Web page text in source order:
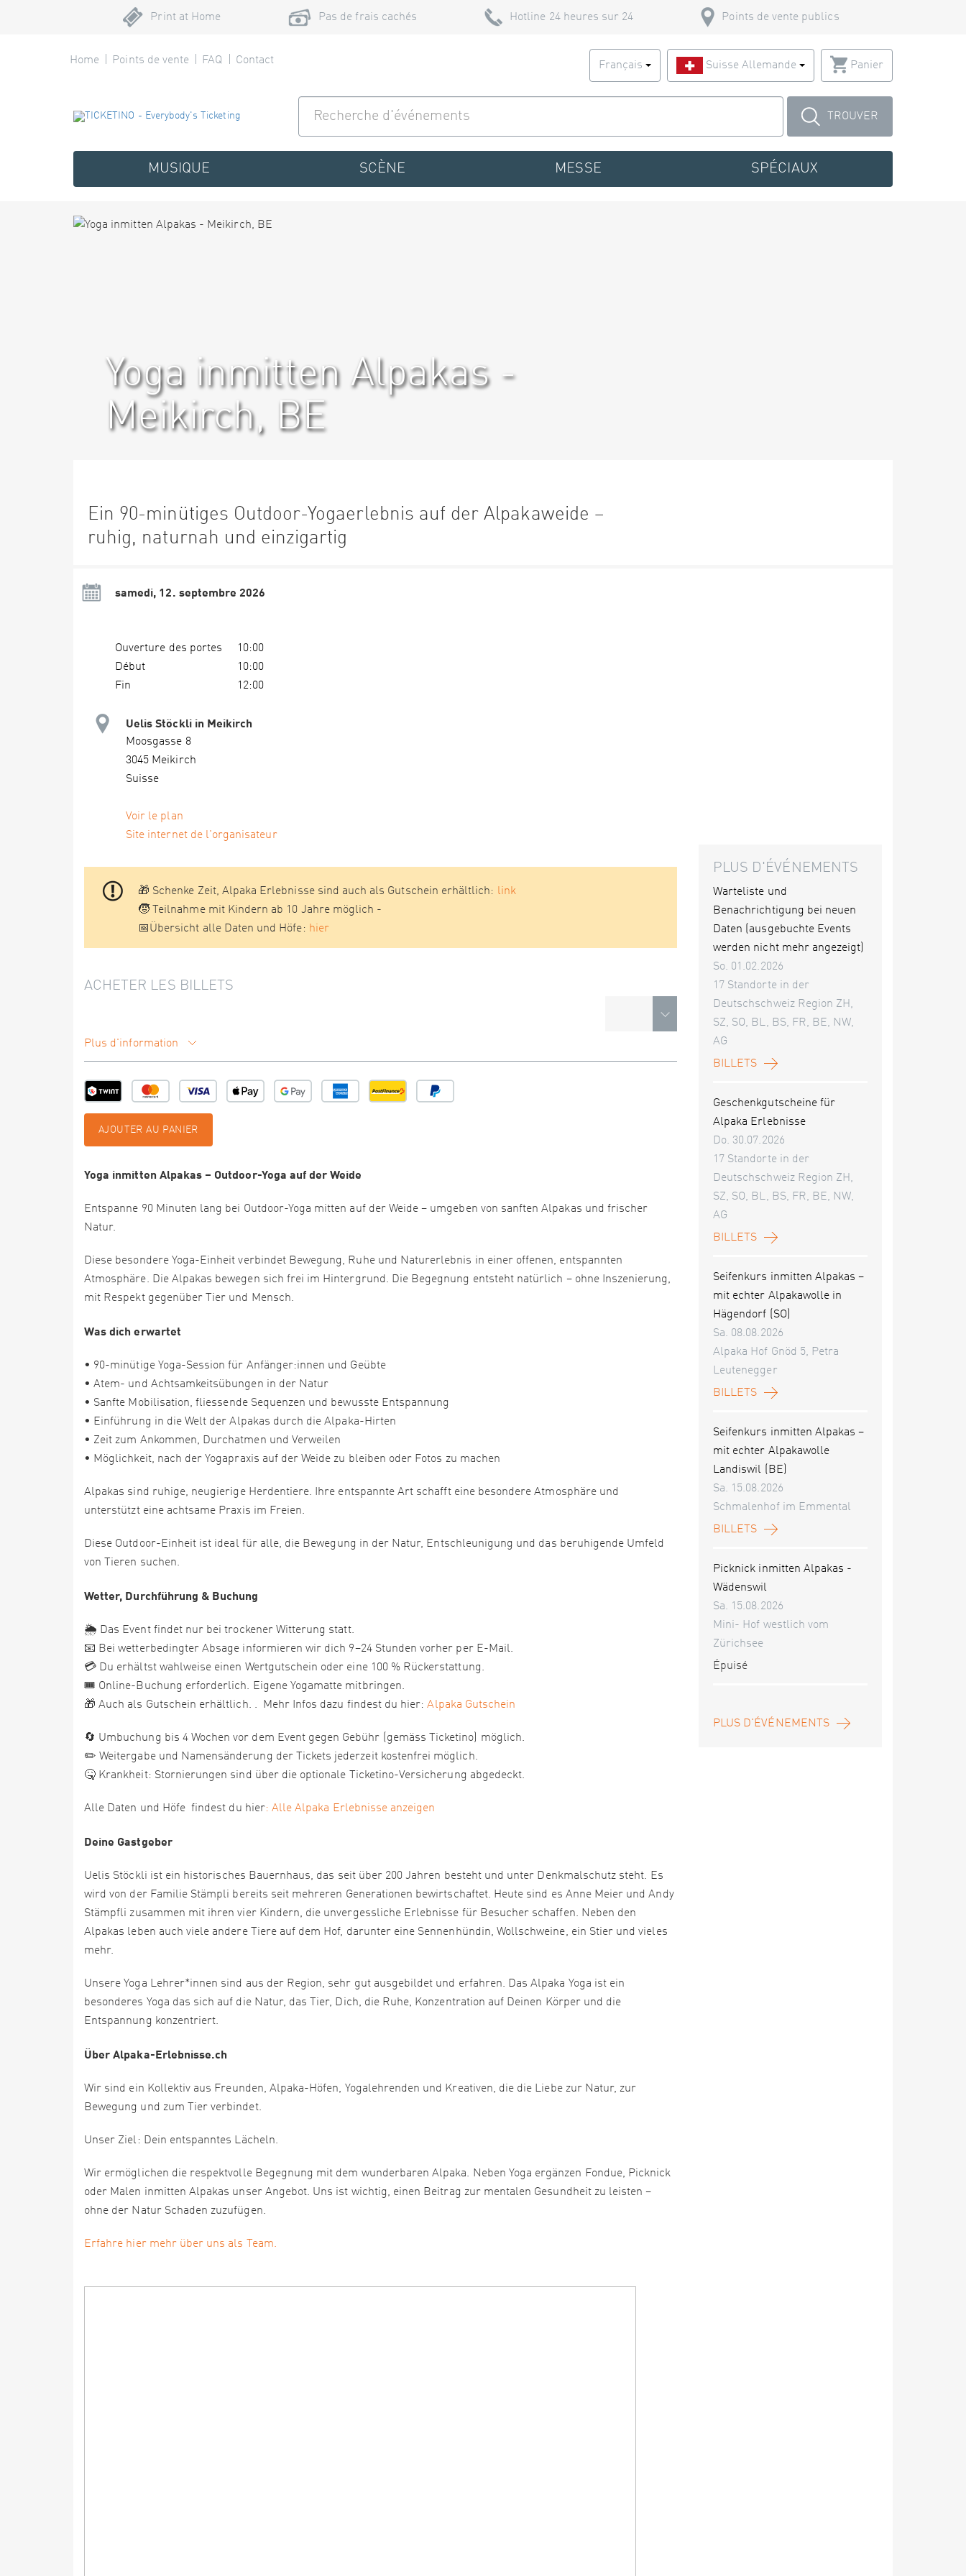
Print at Home Pas de frais cachés Hotline 24 heures sur 24 Points de vente publics
Home Points de vente FAQ Contact Français Suisse Allemande Panier
TROUVER
MUSIQUE SCÈNE MESSE SPÉCIAUX
Yoga inmitten Alpakas -
Meikirch, BE
Ein 90-minütiges Outdoor-Yogaerlebnis auf der Alpakaweide –
ruhig, naturnah und einzigartig
samedi, 12. septembre 2026
Ouverture des portes
10:00
Début
10:00
Fin
12:00
Uelis Stöckli in Meikirch
Moosgasse 8
3045 Meikirch
Suisse
Voir le plan
Site internet de l'organisateur
🎁 Schenke Zeit, Alpaka Erlebnisse sind auch als Gutschein erhältlich: link
🧒 Teilnahme mit Kindern ab 10 Jahre möglich -
📅Übersicht alle Daten und Höfe: hier
ACHETER LES BILLETS
Plus d'information
AJOUTER AU PANIER
Yoga inmitten Alpakas – Outdoor-Yoga auf der Weide
Entspanne 90 Minuten lang bei Outdoor-Yoga mitten auf der Weide – umgeben von sanften Alpakas und frischer
Natur.
Diese besondere Yoga-Einheit verbindet Bewegung, Ruhe und Naturerlebnis in einer offenen, entspannten
Atmosphäre. Die Alpakas bewegen sich frei im Hintergrund. Die Begegnung entsteht natürlich – ohne Inszenierung,
mit Respekt gegenüber Tier und Mensch.
Was dich erwartet
• 90-minütige Yoga-Session für Anfänger:innen und Geübte
• Atem- und Achtsamkeitsübungen in der Natur
• Sanfte Mobilisation, fliessende Sequenzen und bewusste Entspannung
• Einführung in die Welt der Alpakas durch die Alpaka-Hirten
• Zeit zum Ankommen, Durchatmen und Verweilen
• Möglichkeit, nach der Yogapraxis auf der Weide zu bleiben oder Fotos zu machen
Alpakas sind ruhige, neugierige Herdentiere. Ihre entspannte Art schafft eine besondere Atmosphäre und
unterstützt eine achtsame Praxis im Freien.
Diese Outdoor-Einheit ist ideal für alle, die Bewegung in der Natur, Entschleunigung und das beruhigende Umfeld
von Tieren suchen.
Wetter, Durchführung & Buchung
🌦️ Das Event findet nur bei trockener Witterung statt.
📧 Bei wetterbedingter Absage informieren wir dich 9–24 Stunden vorher per E-Mail.
💳 Du erhältst wahlweise einen Wertgutschein oder eine 100 % Rückerstattung.
🎟️ Online-Buchung erforderlich. Eigene Yogamatte mitbringen.
🎁 Auch als Gutschein erhältlich. . Mehr Infos dazu findest du hier:Alpaka Gutschein
🔄 Umbuchung bis 4 Wochen vor dem Event gegen Gebühr (gemäss Ticketino) möglich.
✏️ Weitergabe und Namensänderung der Tickets jederzeit kostenfrei möglich.
🤒 Krankheit: Stornierungen sind über die optionale Ticketino-Versicherung abgedeckt.
Alle Daten und Höfe findest du hier: Alle Alpaka Erlebnisse anzeigen
Deine Gastgeber
Uelis Stöckli ist ein historisches Bauernhaus, das seit über 200 Jahren besteht und unter Denkmalschutz steht. Es
wird von der Familie Stämpli bereits seit mehreren Generationen bewirtschaftet. Heute sind es Anne Meier und Andy
Stämpfli zusammen mit ihren vier Kindern, die unvergessliche Erlebnisse für Besucher schaffen. Neben den
Alpakas leben auch viele andere Tiere auf dem Hof, darunter eine Sennenhündin, Wollschweine, ein Stier und vieles
mehr.
Unsere Yoga Lehrer*innen sind aus der Region, sehr gut ausgebildet und erfahren. Das Alpaka Yoga ist ein
besonderes Yoga das sich auf die Natur, das Tier, Dich, die Ruhe, Konzentration auf Deinen Körper und die
Entspannung konzentriert.
Über Alpaka-Erlebnisse.ch
Wir sind ein Kollektiv aus Freunden, Alpaka-Höfen, Yogalehrenden und Kreativen, die die Liebe zur Natur, zur
Bewegung und zum Tier verbindet.
Unser Ziel: Dein entspanntes Lächeln.
Wir ermöglichen die respektvolle Begegnung mit dem wunderbaren Alpaka. Neben Yoga ergänzen Fondue, Picknick
oder Malen inmitten Alpakas unser Angebot. Uns ist wichtig, einen Beitrag zur mentalen Gesundheit zu leisten –
ohne der Natur Schaden zuzufügen.
Erfahre hier mehr über uns als Team.
PLUS D'ÉVÉNEMENTS
Warteliste und
Benachrichtigung bei neuen
Daten (ausgebuchte Events
werden nicht mehr angezeigt)
So. 01.02.2026
17 Standorte in der
Deutschschweiz Region ZH,
SZ, SO, BL, BS, FR, BE, NW,
AG
BILLETS
Geschenkgutscheine für
Alpaka Erlebnisse
Do. 30.07.2026
17 Standorte in der
Deutschschweiz Region ZH,
SZ, SO, BL, BS, FR, BE, NW,
AG
BILLETS
Seifenkurs inmitten Alpakas –
mit echter Alpakawolle in
Hägendorf (SO)
Sa. 08.08.2026
Alpaka Hof Gnöd 5, Petra
Leutenegger
BILLETS
Seifenkurs inmitten Alpakas –
mit echter Alpakawolle
Landiswil (BE)
Sa. 15.08.2026
Schmalenhof im Emmental
BILLETS
Picknick inmitten Alpakas -
Wädenswil
Sa. 15.08.2026
Mini- Hof westlich vom
Zürichsee
Épuisé
PLUS D'ÉVÉNEMENTS